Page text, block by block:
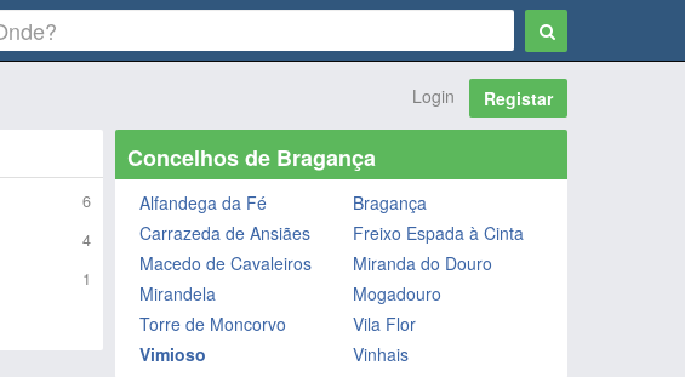
Login Registar
6
4
1
Concelhos de Bragança
Alfandega da Fé
Bragança
Carrazeda de Ansiães
Freixo Espada à Cinta
Macedo de Cavaleiros
Miranda do Douro
Mirandela
Mogadouro
Torre de Moncorvo
Vila Flor
Vimioso
Vinhais